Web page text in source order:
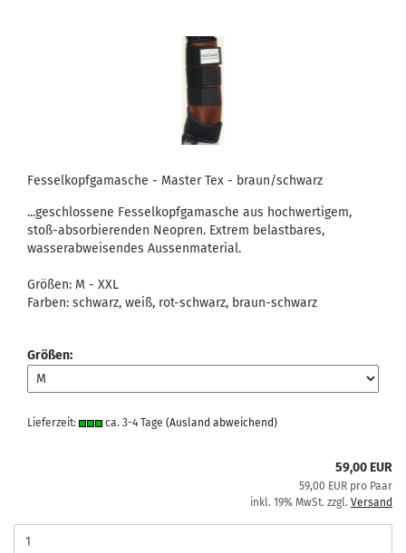
Fesselkopfgamasche - Master Tex - braun/schwarz
...geschlossene Fesselkopfgamasche aus hochwertigem,
stoß-absorbierenden Neopren. Extrem belastbares,
wasserabweisendes Aussenmaterial.
Größen: M - XXL
Farben: schwarz, weiß, rot-schwarz, braun-schwarz
Größen:
Lieferzeit: ca. 3-4 Tage (Ausland abweichend)
59,00 EUR
59,00 EUR pro Paar
inkl. 19% MwSt. zzgl. Versand